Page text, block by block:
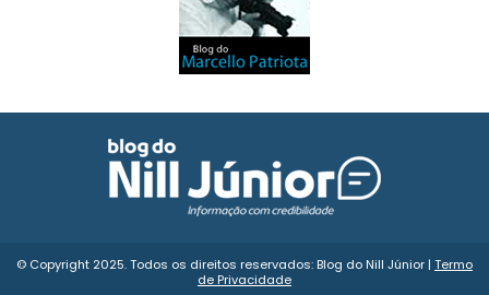
© Copyright 2025. Todos os direitos reservados: Blog do Nill Júnior | Termo
de Privacidade